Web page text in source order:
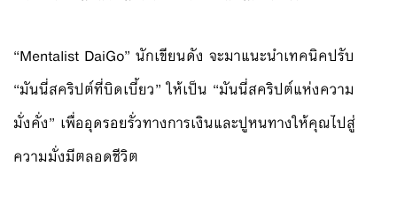
“Mentalist DaiGo” นักเขียนดัง จะมาแนะนำเทคนิคปรับ
“มันนี่สคริปต์ที่บิดเบี้ยว” ให้เป็น “มันนี่สคริปต์แห่งความ
มั่งคั่ง” เพื่ออุดรอยรั่วทางการเงินและปูหนทางให้คุณไปสู่
ความมั่งมีตลอดชีวิต